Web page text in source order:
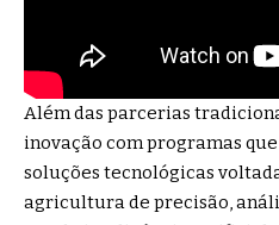
Além das parcerias
inovação com programas
soluções tecnológicas
agricultura de precisão,